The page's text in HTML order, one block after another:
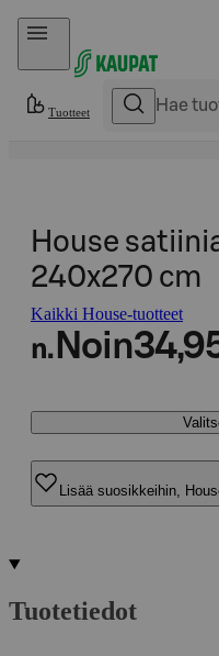
Hyppää sisältöön
Tuotteet
House
240x270 cm
Kaikki House-tuotteet
n. Noin
Lisää suosikkeihin,
Tuotetiedot